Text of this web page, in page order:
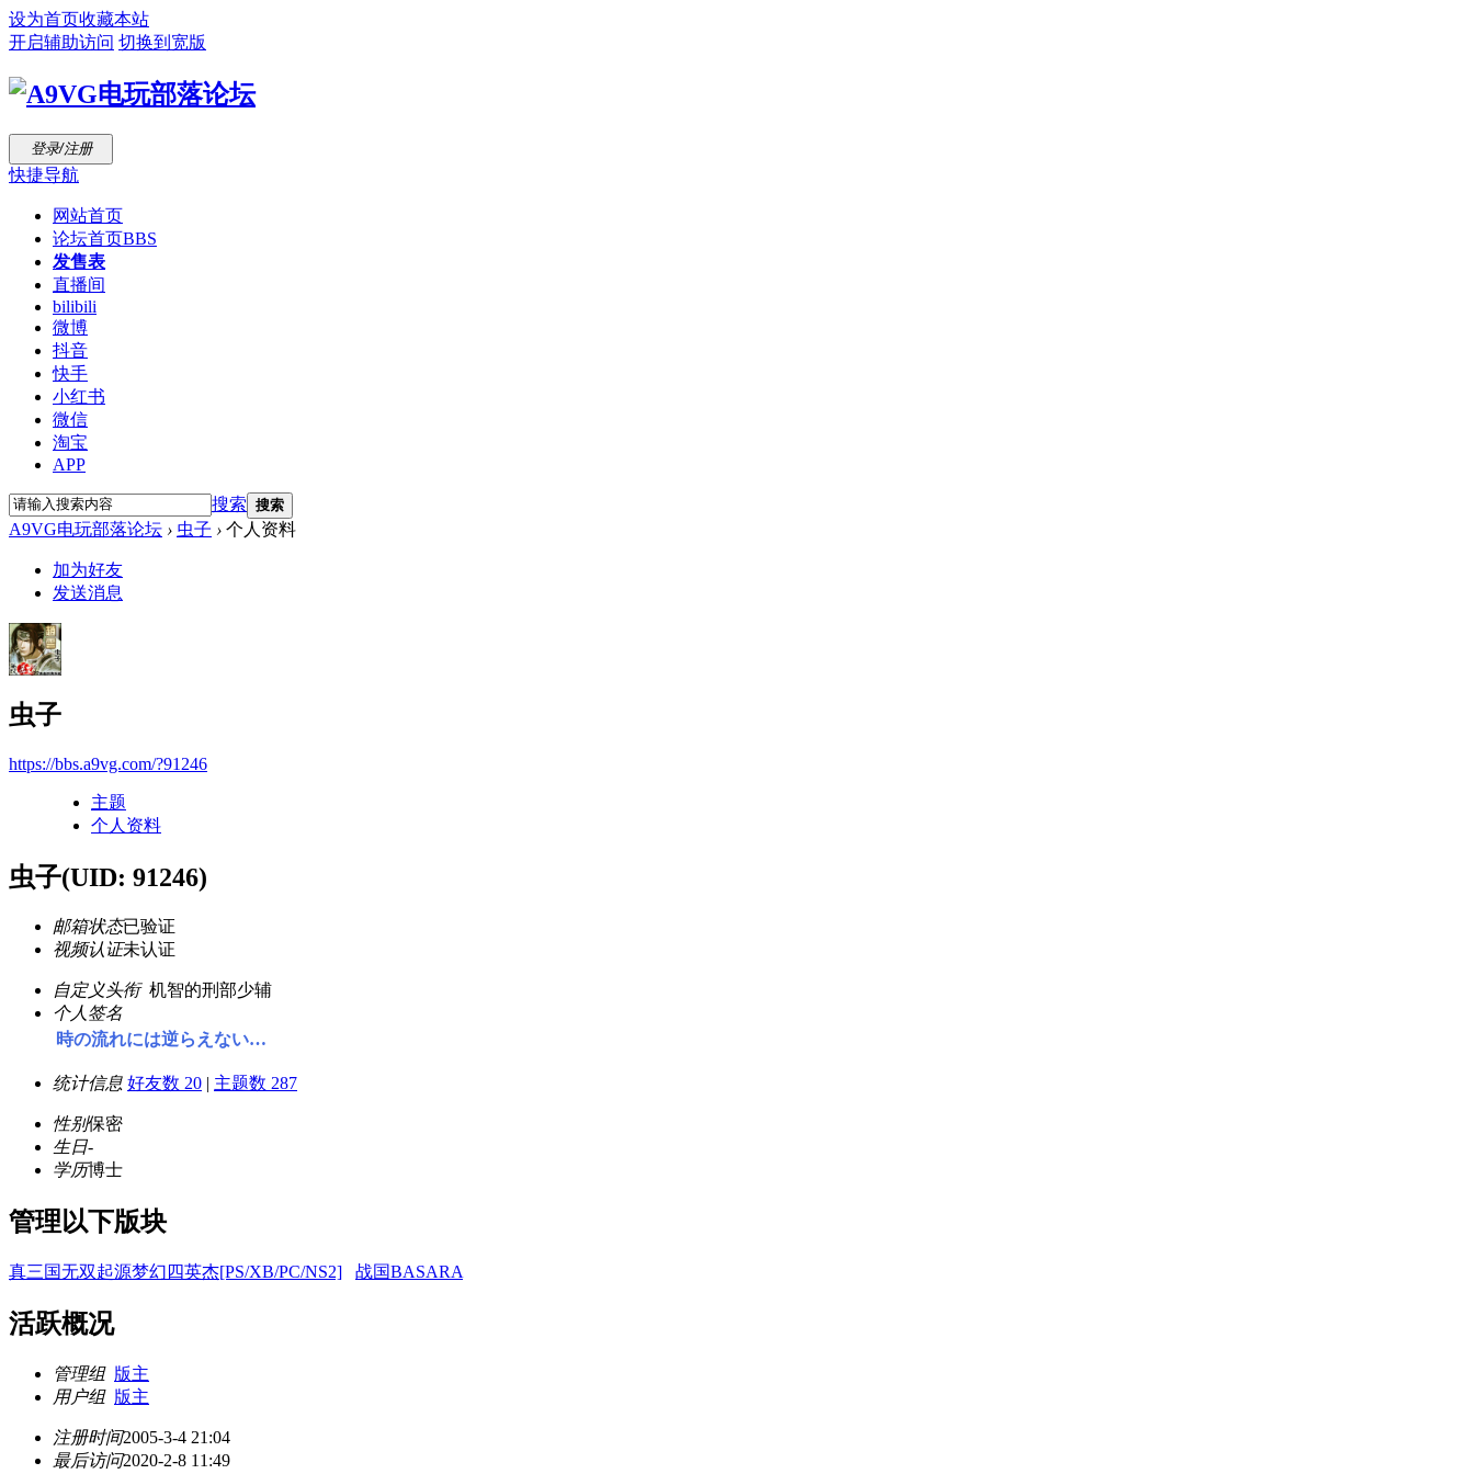
设为首页收藏本站
开启辅助访问 切换到宽版
登录/注册
快捷导航
网站首页
论坛首页BBS
发售表
直播间
bilibili
微博
抖音
快手
小红书
微信
淘宝
APP
搜索 搜索
A9VG电玩部落论坛 › 虫子 › 个人资料
加为好友
发送消息
虫子
https://bbs.a9vg.com/?91246
主题
个人资料
虫子(UID: 91246)
邮箱状态已验证
视频认证未认证
自定义头衔 机智的刑部少辅
个人签名
時の流れには逆らえない…
统计信息 好友数 20 | 主题数 287
性别保密
生日-
学历博士
管理以下版块
真三国无双起源梦幻四英杰[PS/XB/PC/NS2] 战国BASARA
活跃概况
管理组 版主
用户组 版主
注册时间2005-3-4 21:04
最后访问2020-2-8 11:49